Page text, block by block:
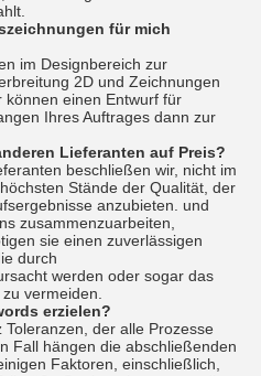
für mich
im Designbereich zur
2D und Zeichnungen
können einen Entwurf für
Ihres Auftrages dann zur
Lieferanten auf Preis?
beschließen wir, nicht im
Stände der Qualität, der
anzubieten. und
zusammenzuarbeiten,
sie einen zuverlässigen
durch
werden oder sogar das
vermeiden.
erzielen?
der alle Prozesse
Fall hängen die abschließenden
Faktoren, einschließlich,